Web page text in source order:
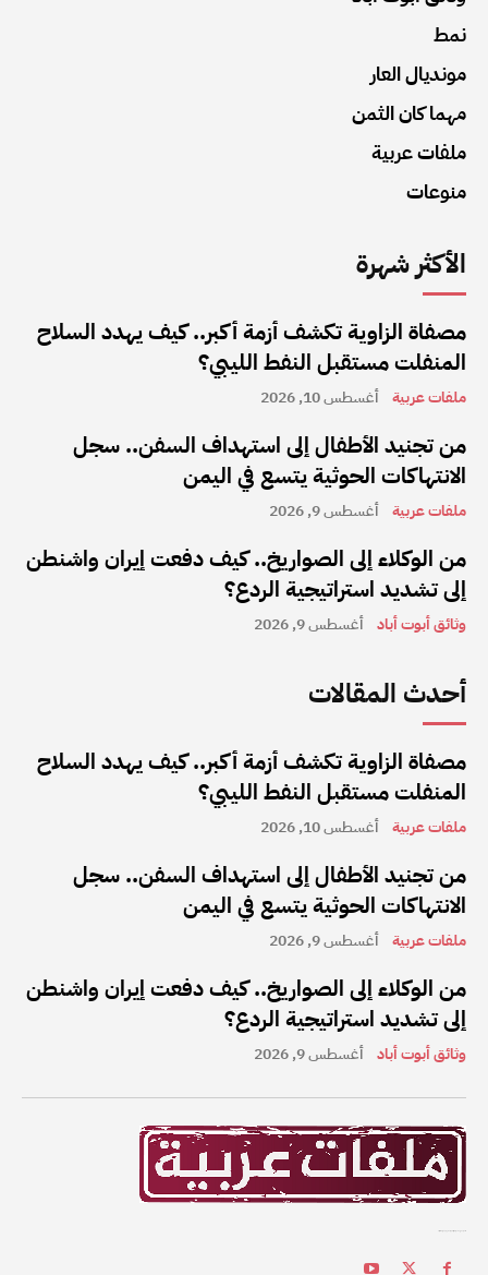
نمط
مونديال العار
مهما كان الثمن
ملفات عربية
منوعات
الأكثر شهرة
مصفاة الزاوية تكشف أزمة أكبر.. كيف يهدد السلاح
المنفلت مستقبل النفط الليبي؟
ملفات عربية أغسطس 10, 2026
من تجنيد الأطفال إلى استهداف السفن.. سجل
الانتهاكات الحوثية يتسع في اليمن
ملفات عربية أغسطس 9, 2026
من الوكلاء إلى الصواريخ.. كيف دفعت إيران واشنطن
إلى تشديد استراتيجية الردع؟
وثائق أبوت أباد أغسطس 9, 2026
أحدث المقالات
مصفاة الزاوية تكشف أزمة أكبر.. كيف يهدد السلاح
المنفلت مستقبل النفط الليبي؟
ملفات عربية أغسطس 10, 2026
من تجنيد الأطفال إلى استهداف السفن.. سجل
الانتهاكات الحوثية يتسع في اليمن
ملفات عربية أغسطس 9, 2026
من الوكلاء إلى الصواريخ.. كيف دفعت إيران واشنطن
إلى تشديد استراتيجية الردع؟
وثائق أبوت أباد أغسطس 9, 2026